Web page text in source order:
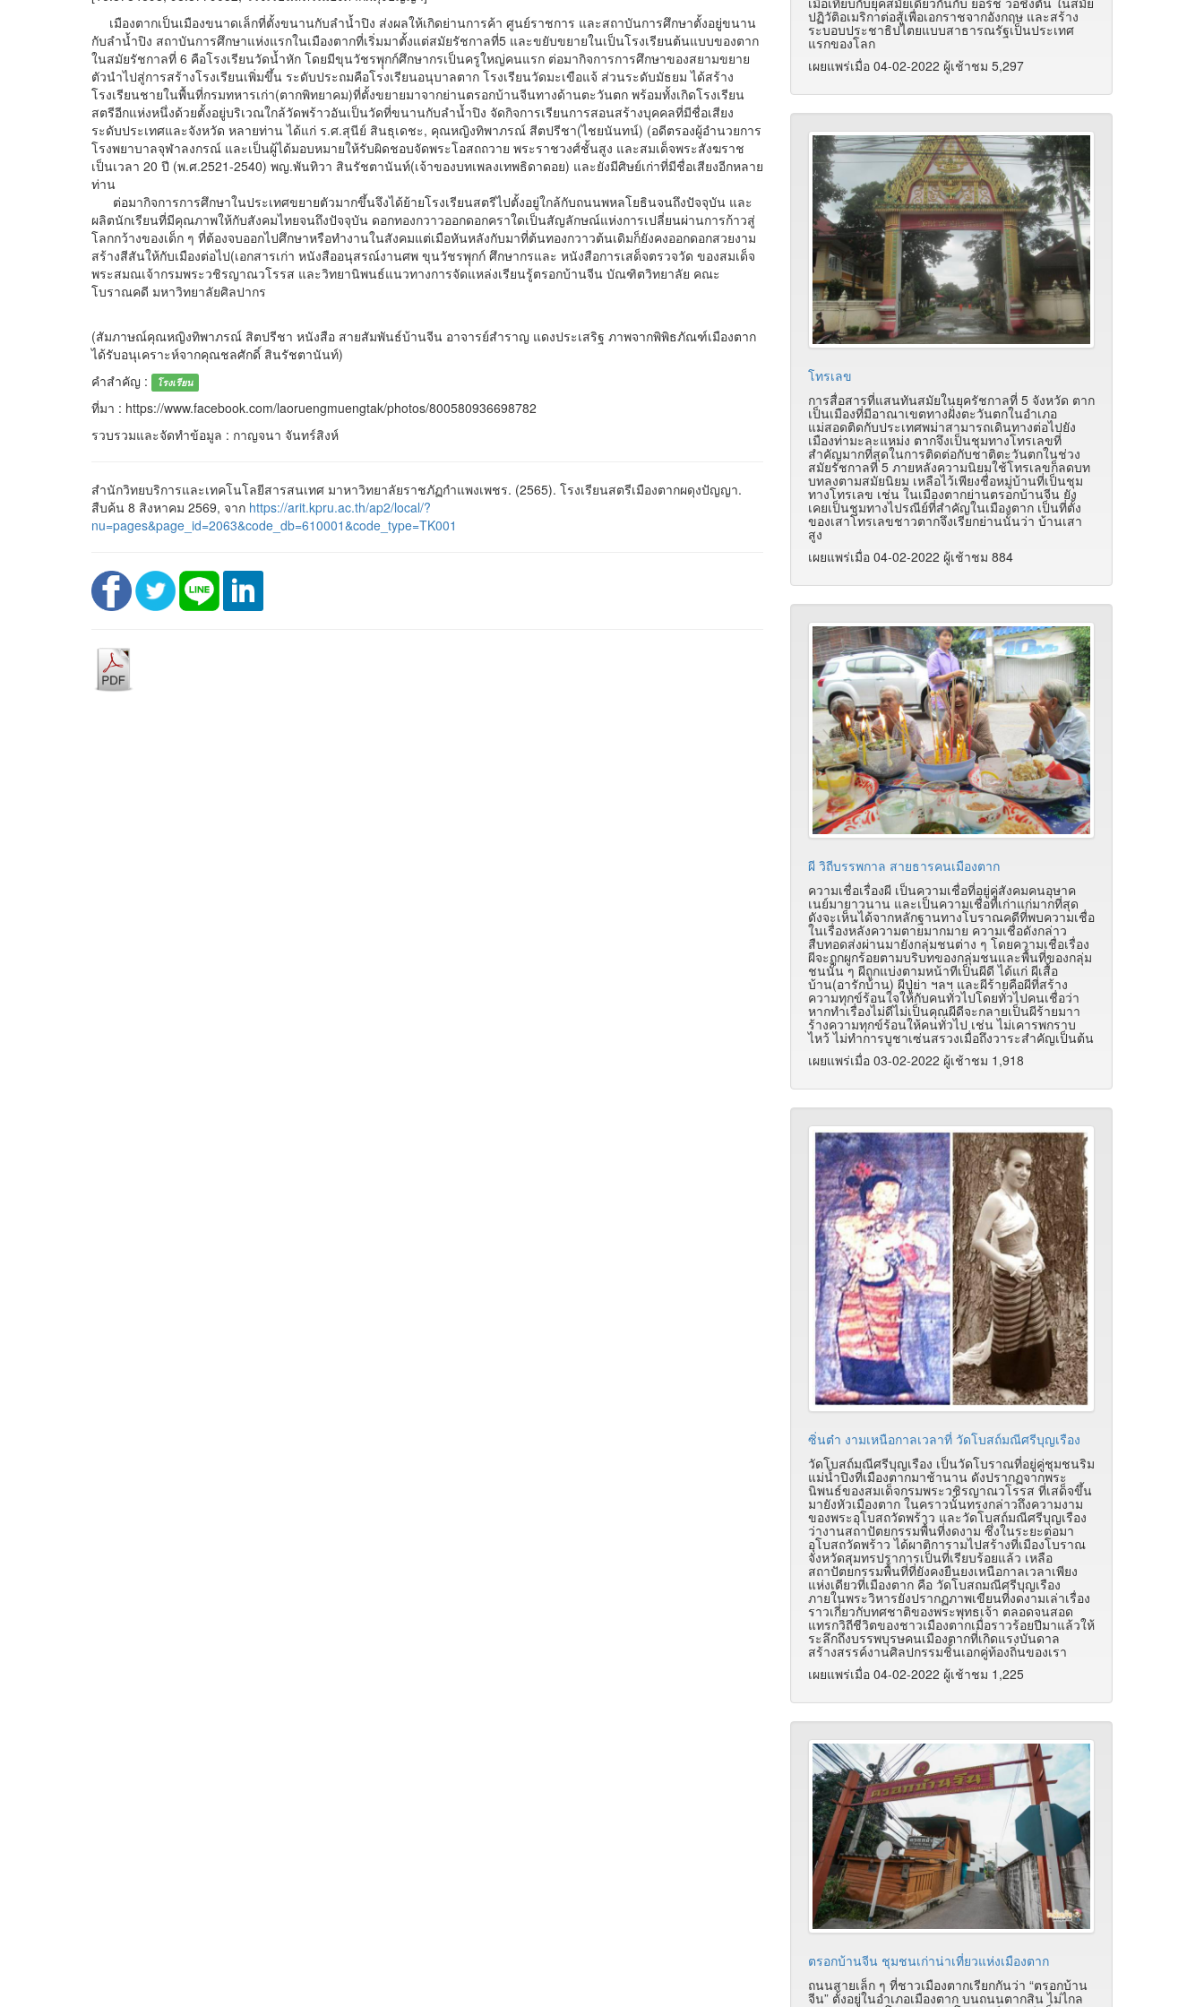
เมืองตากเป็นเมืองขนาดเล็กที่ตั้งขนานกับลำน้ำปิง ส่งผลให้เกิดย่านการค้า ศูนย์ราชการ และสถาบันการศึกษาตั้งอยู่ขนาน
กับลำน้ำปิง สถาบันการศึกษาแห่งแรกในเมืองตากที่เริ่มมาตั้งแต่สมัยรัชกาลที่5 และขยับขยายในเป็นโรงเรียนต้นแบบของตาก
ในสมัยรัชกาลที่ 6 คือโรงเรียนวัดน้ำหัก โดยมีขุนวัชรพุุกก์ศึกษากรเป็นครูใหญ่คนแรก ต่อมากิจการการศึกษาของสยามขยาย
ตัวนำไปสู่การสร้างโรงเรียนเพิ่มขึ้น ระดับประถมคือโรงเรียนอนุบาลตาก โรงเรียนวัดมะเขือแจ้ ส่วนระดับมัธยม ได้สร้าง
โรงเรียนชายในพื้นที่กรมทหารเก่า(ตากพิทยาคม)ที่ตั้งขยายมาจากย่านตรอกบ้านจีนทางด้านตะวันตก พร้อมทั้งเกิดโรงเรียน
สตรีอีกแห่งหนึ่งด้วยตั้งอยู่บริเวณใกล้วัดพร้าวอันเป็นวัดที่ขนานกับลำน้ำปิง จัดกิจการเรียนการสอนสร้างบุคคลที่มีชื่อเสียง
ระดับประเทศและจังหวัด หลายท่าน ได้แก่ ร.ศ.สุนีย์ สินธุเดชะ, คุณหญิงทิพาภรณ์ สีตปรีชา(ไชยนันทน์) (อดีตรองผู้อำนวยการ
โรงพยาบาลจุฬาลงกรณ์ และเป็นผู้ได้มอบหมายให้รับผิดชอบจัดพระโอสถถวาย พระราชวงศ์ชั้นสูง และสมเด็จพระสังฆราช
เป็นเวลา 20 ปี (พ.ศ.2521-2540) พญ.พันทิวา สินรัชตานันท์(เจ้าของบทเพลงเทพธิดาดอย) และยังมีศิษย์เก่าที่มีชื่อเสียงอีกหลาย
ท่าน
ต่อมากิจการการศึกษาในประเทศขยายตัวมากขึ้นจึงได้ย้ายโรงเรียนสตรีไปตั้งอยู่ใกล้กับถนนพหลโยธินจนถึงปัจจุบัน และ
ผลิตนักเรียนที่มีคุณภาพให้กับสังคมไทยจนถึงปัจจุบัน ดอกทองกวาวออกดอกคราใดเป็นสัญลักษณ์แห่งการเปลี่ยนผ่านการก้าวสู่
โลกกว้างของเด็ก ๆ ที่ต้องจบออกไปศึกษาหรือทำงานในสังคมแต่เมือหันหลังกับมาที่ต้นทองกวาวต้นเดิมก็ยังคงออกดอกสวยงาม
สร้างสีสันให้กับเมืองต่อไป(เอกสารเก่า หนังสืออนุสรณ์งานศพ ขุนวัชรพุุกก์ ศึกษากรและ หนังสือการเสด็จตรวจวัด ของสมเด็จ
พระสมณเจ้ากรมพระวชิรญาณวโรรส และวิทยานิพนธ์แนวทางการจัดแหล่งเรียนรู้ตรอกบ้านจีน บัณฑิตวิทยาลัย คณะ
โบราณคดี มหาวิทยาลัยศิลปากร
(สัมภาษณ์คุณหญิงทิพาภรณ์ สิตปรีชา หนังสือ สายสัมพันธ์บ้านจีน อาจารย์สำราญ แดงประเสริฐ ภาพจากพิพิธภัณฑ์เมืองตาก
ได้รับอนุเคราะห์จากคุณชลศักดิ์ สินรัชตานันท์)
คำสำคัญ :
โรงเรียน
ที่มา : https://www.facebook.com/laoruengmuengtak/photos/800580936698782
รวบรวมและจัดทำข้อมูล : กาญจนา จันทร์สิงห์
สำนักวิทยบริการและเทคโนโลยีสารสนเทศ มาหาวิทยาลัยราชภัฏกำแพงเพชร. (2565). โรงเรียนสตรีเมืองตากผดุงปัญญา.
สืบค้น 8 สิงหาคม 2569, จาก https://arit.kpru.ac.th/ap2/local/?
nu=pages&page_id=2063&code_db=610001&code_type=TK001
ปฏิวัติอเมริกาต่อสู้เพื่อเอกราชจากอังกฤษ และสร้าง
ระบอบประชาธิปไตยแบบสาธารณรัฐเป็นประเทศ
แรกของโลก
เผยแพร่เมื่อ 04-02-2022 ผู้เช้าชม 5,297
โทรเลข
การสื่อสารที่แสนทันสมัยในยุครัชกาลที่ 5 จังหวัด ตาก
เป็นเมืองที่มีอาณาเขตทางฝั่งตะวันตกในอำเภอ
แม่สอดติดกับประเทศพม่าสามารถเดินทางต่อไปยัง
เมืองท่ามะละแหม่ง ตากจึงเป็นชุมทางโทรเลขที่
สำคัญมากที่สุดในการติดต่อกับชาติตะวันตกในช่วง
สมัยรัชกาลที่ 5 ภายหลังความนิยมใช้โทรเลขก็ลดบท
บทลงตามสมัยนิยม เหลือไว้เพียงชื่อหมู่บ้านที่เป็นชุม
ทางโทรเลข เช่น ในเมืองตากย่านตรอกบ้านจีน ยัง
เคยเป็นชุมทางไปรณีย์ที่สำคัญในเมืองตาก เป็นที่ตั้ง
ของเสาโทรเลขชาวตากจึงเรียกย่านนั้นว่า บ้านเสา
สูง
เผยแพร่เมื่อ 04-02-2022 ผู้เช้าชม 884
ผี วิถีบรรพกาล สายธารคนเมืองตาก
ความเชื่อเรื่องผี เป็นความเชื่อที่อยู่คู่สังคมคนอุษาค
เนย์มายาวนาน และเป็นความเชื่อที่เก่าแก่มากที่สุด
ดังจะเห็นได้จากหลักฐานทางโบราณคดีที่พบความเชื่อ
ในเรื่องหลังความตายมากมาย ความเชื่อดังกล่าว
สืบทอดส่งผ่านมายังกลุ่มชนต่าง ๆ โดยความเชื่อเรื่อง
ผีจะถูกผูกร้อยตามบริบทของกลุ่มชนและพื้นที่ของกลุ่ม
ชนนั้น ๆ ผีถูกแบ่งตามหน้าทีเป็นผีดี ได้แก่ ผีเสื้อ
บ้าน(อารักบ้าน) ผีปู่ย่า ฯลฯ และผีร้ายคือผีที่สร้าง
ความทุกข์ร้อนใจให้กับคนทั่วไปโดยทั่วไปคนเชื่อว่า
หากทำเรื่องไม่ดีไม่เป็นคุณผีดีจะกลายเป็นผีร้ายมาา
ร้างความทุกข์ร้อนให้คนทั่วไป เช่น ไม่เคารพกราบ
ไหว้ ไม่ทำการบูชาเซ่นสรวงเมื่อถึงวาระสำคัญเป็นต้น
เผยแพร่เมื่อ 03-02-2022 ผู้เช้าชม 1,918
ซิ่นต๋า งามเหนือกาลเวลาที่ วัดโบสถ์มณีศรีบุญเรือง
วัดโบสถ์มณีศรีบุญเรือง เป็นวัดโบราณที่อยู่คู่ชุมชนริม
แม่น้ำปิงที่เมืองตากมาช้านาน ดังปรากฏจากพระ
นิพนธ์ของสมเด็จกรมพระวชิรญาณวโรรส ที่เสด็จขึ้น
มายังหัวเมืองตาก ในคราวนั้นทรงกล่าวถึงความงาม
ของพระอุโบสถวัดพร้าว และวัดโบสถ์มณีศรีบุญเรือง
ว่างานสถาปัตยกรรมพื้นที่งดงาม ซึ่งในระยะต่อมา
อุโบสถวัดพร้าว ได้ผาติการามไปสร้างที่เมืองโบราณ
จังหวัดสุมทรปราการเป็นที่เรียบร้อยแล้ว เหลือ
สถาปัตยกรรมพื้นที่ที่ยังคงยืนยงเหนือกาลเวลาเพียง
แห่งเดียวที่เมืองตาก คือ วัดโบสถมณีศรีบุญเรือง
ภายในพระวิหารยังปรากฏภาพเขียนที่งดงามเล่าเรื่อง
ราวเกี่ยวกับทศชาติของพระพุทธเจ้า ตลอดจนสอด
แทรกวิถีชีวิตของชาวเมืองตากเมื่อราวร้อยปีมาแล้วให้
ระลึกถึงบรรพบุรษคนเมืองตากที่เกิดแรงบันดาล
สร้างสรรค์งานศิลปกรรมชิ้นเอกคู่ท้องถิ่นของเรา
เผยแพร่เมื่อ 04-02-2022 ผู้เช้าชม 1,225
ตรอกบ้านจีน ชุมชนเก่าน่าเที่ยวแห่งเมืองตาก
ถนนสายเล็ก ๆ ที่ชาวเมืองตากเรียกกันว่า “ตรอกบ้าน
จีน” ตั้งอยู่ในอำเภอเมืองตาก บนถนนตากสิน ไม่ไกล